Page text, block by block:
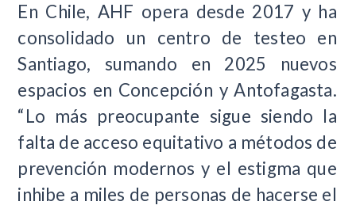
En Chile, AHF opera desde 2017 y ha
consolidado un centro de testeo en
Santiago, sumando en 2025 nuevos
espacios en Concepción y Antofagasta.
“Lo más preocupante sigue siendo la
falta de acceso equitativo a métodos de
prevención modernos y el estigma que
inhibe a miles de personas de hacerse el